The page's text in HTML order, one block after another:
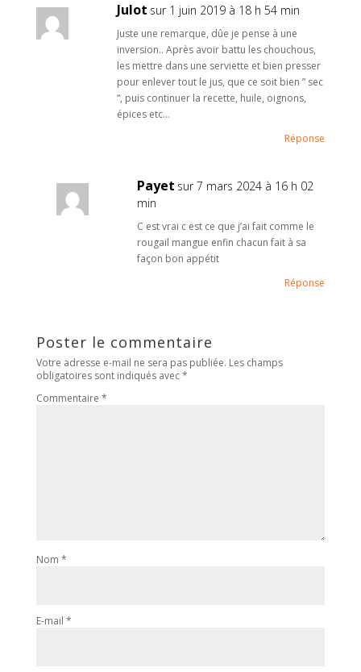
Julot sur 1 juin 2019 à 18 h 54 min
Juste une remarque, dûe je pense à une
inversion.. Après avoir battu les chouchous,
les mettre dans une serviette et bien presser
pour enlever tout le jus, que ce soit bien ” sec
“, puis continuer la recette, huile, oignons,
épices etc…
Réponse
Payet sur 7 mars 2024 à 16 h 02
min
C est vrai c est ce que j’ai fait comme le
rougail mangue enfin chacun fait à sa
façon bon appétit
Réponse
Poster le commentaire
Votre adresse e-mail ne sera pas publiée. Les champs
obligatoires sont indiqués avec*
Commentaire *
Nom *
E-mail *